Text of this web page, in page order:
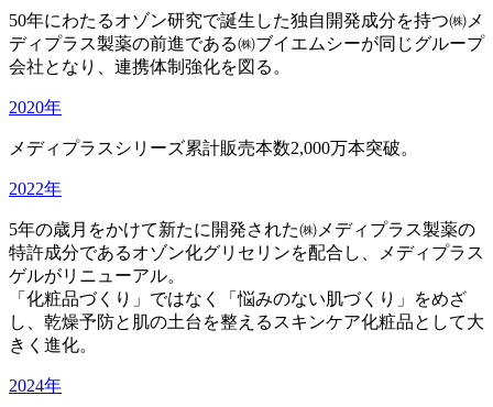
50年にわたるオゾン研究で誕生した独自開発成分を持つ㈱メ
ディプラス製薬の前進である㈱ブイエムシーが同じグループ
会社となり、連携体制強化を図る。
2020年
メディプラスシリーズ累計販売本数2,000万本突破。
2022年
5年の歳月をかけて新たに開発された㈱メディプラス製薬の
特許成分であるオゾン化グリセリンを配合し、メディプラス
ゲルがリニューアル。
「化粧品づくり」ではなく「悩みのない肌づくり」をめざ
し、乾燥予防と肌の土台を整えるスキンケア化粧品として大
きく進化。
2024年